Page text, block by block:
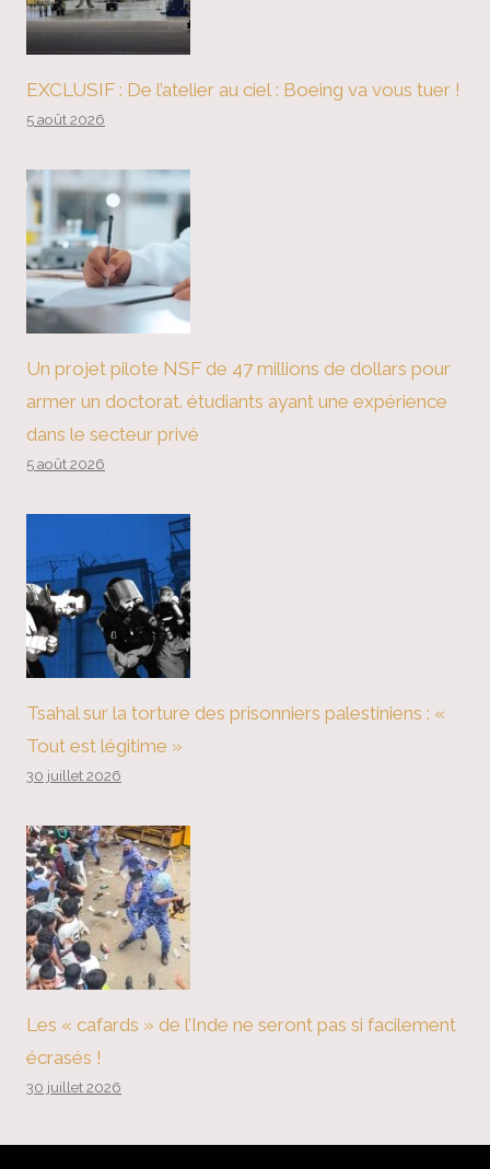
EXCLUSIF : De l’atelier au ciel : Boeing va vous tuer !
5 août 2026
Un projet pilote NSF de 47 millions de dollars pour
armer un doctorat. étudiants ayant une expérience
dans le secteur privé
5 août 2026
Tsahal sur la torture des prisonniers palestiniens : «
Tout est légitime »
30 juillet 2026
Les « cafards » de l’Inde ne seront pas si facilement
écrasés !
30 juillet 2026